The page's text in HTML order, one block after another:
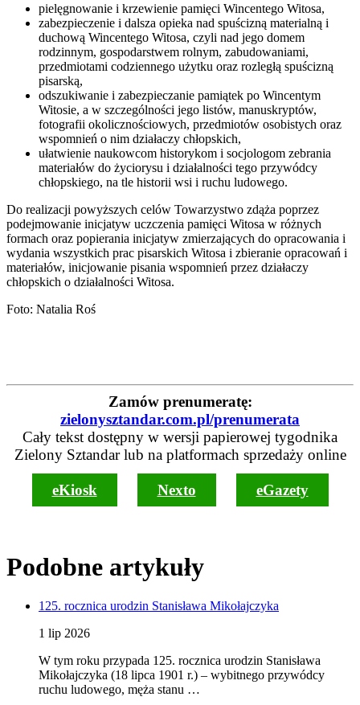
pielęgnowanie i krzewienie pamięci Wincentego Witosa,
zabezpieczenie i dalsza opieka nad spuścizną materialną i
duchową Wincentego Witosa, czyli nad jego domem
rodzinnym, gospodarstwem rolnym, zabudowaniami,
przedmiotami codziennego użytku oraz rozległą spuścizną
pisarską,
odszukiwanie i zabezpieczanie pamiątek po Wincentym
Witosie, a w szczególności jego listów, manuskryptów,
fotografii okolicznościowych, przedmiotów osobistych oraz
wspomnień o nim działaczy chłopskich,
ułatwienie naukowcom historykom i socjologom zebrania
materiałów do życiorysu i działalności tego przywódcy
chłopskiego, na tle historii wsi i ruchu ludowego.
Do realizacji powyższych celów Towarzystwo zdąża poprzez
podejmowanie inicjatyw uczczenia pamięci Witosa w różnych
formach oraz popierania inicjatyw zmierzających do opracowania i
wydania wszystkich prac pisarskich Witosa i zbieranie opracowań i
materiałów, inicjowanie pisania wspomnień przez działaczy
chłopskich o działalności Witosa.
Foto: Natalia Roś
Zamów prenumeratę:
zielonysztandar.com.pl/prenumerata
Cały tekst dostępny w wersji papierowej tygodnika
Zielony Sztandar lub na platformach sprzedaży online
eKiosk Nexto eGazety
Podobne artykuły
125. rocznica urodzin Stanisława Mikołajczyka
1 lip 2026
W tym roku przypada 125. rocznica urodzin Stanisława
Mikołajczyka (18 lipca 1901 r.) – wybitnego przywódcy
ruchu ludowego, męża stanu …